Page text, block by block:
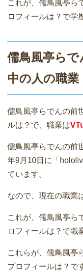
これが、儒鳥風亭ら
ロフィールは？で学
儒鳥風亭ら
中の人の職業
儒鳥風亭らでんの前
ルは？で、職業は
儒鳥風亭らでんの前
年9月10日に「
ています。
なので、現在の職業
これが、儒鳥風亭ら
ロフィールは？で職
これらが、儒鳥風亭
プロフィールは？で